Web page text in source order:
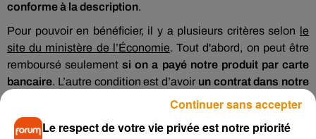
conforme à la description.
Pour pouvoir en bénéficier, il y a plusieurs critères selon le
site du ministère de l’Économie. Tout d'abord, on peut être
remboursé seulementsi on a payé notre produit par carte
bancaire. L’autre condition est d’avoir un contrat dans notre
qui nous permette ce genre de garanties. Pensez
surtout à appeler votre conseiller afin de savoir si vous êtes
éligible.Le respect de votre vie privée est notre priorité
Continuer sans accepter